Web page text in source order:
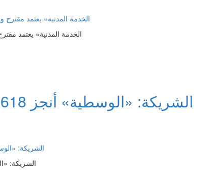
«الخدمة المدنية» يعتمد
الشريكة: «الوسطية» أنجز 618